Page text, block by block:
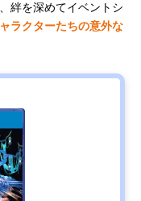
絆を深めてイベントシ
ラクターたちの意外な